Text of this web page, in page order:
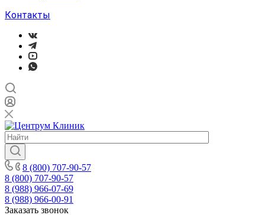
Контакты
8 (800) 707-90-57
8 (800) 707-90-57
8 (988) 966-07-69
8 (988) 966-00-91
Заказать звонок